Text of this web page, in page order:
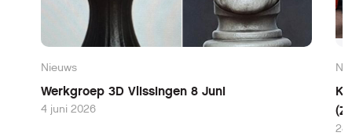
Nieuws
Werkgroep 3D Vlissingen 8 Juni
4 juni 2026
28